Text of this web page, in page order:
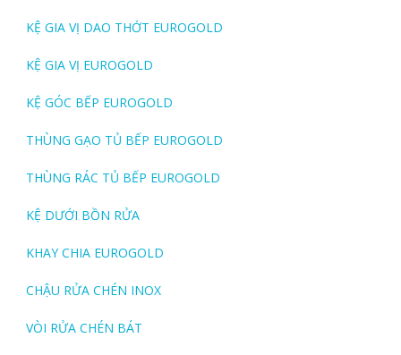
KỆ GIA VỊ DAO THỚT EUROGOLD
KỆ GIA VỊ EUROGOLD
KỆ GÓC BẾP EUROGOLD
THÙNG GẠO TỦ BẾP EUROGOLD
THÙNG RÁC TỦ BẾP EUROGOLD
KỆ DƯỚI BỒN RỬA
KHAY CHIA EUROGOLD
CHẬU RỬA CHÉN INOX
VÒI RỬA CHÉN BÁT